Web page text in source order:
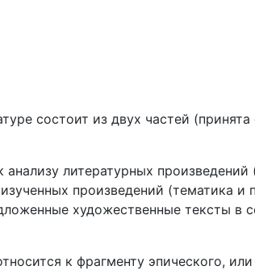
состоит из двух частей
литературных
произведений (тематика
художественные тексты в
к фрагменту эпического,